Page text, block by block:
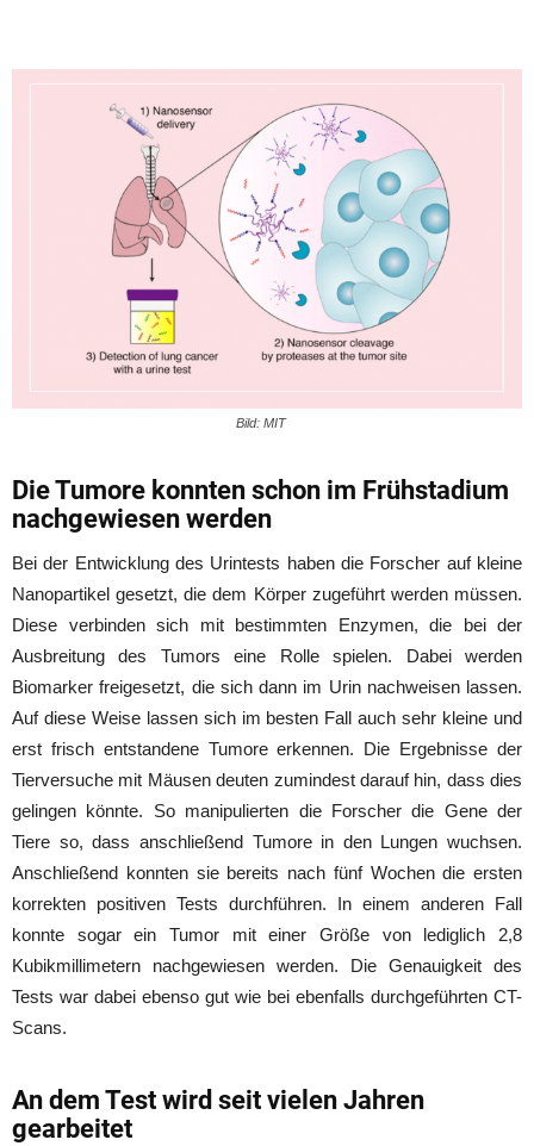
Bild: MIT
Die Tumore konnten schon im Frühstadium
nachgewiesen werden
Bei der Entwicklung des Urintests haben die Forscher auf kleine
Nanopartikel gesetzt, die dem Körper zugeführt werden müssen.
Diese verbinden sich mit bestimmten Enzymen, die bei der
Ausbreitung des Tumors eine Rolle spielen. Dabei werden
Biomarker freigesetzt, die sich dann im Urin nachweisen lassen.
Auf diese Weise lassen sich im besten Fall auch sehr kleine und
erst frisch entstandene Tumore erkennen. Die Ergebnisse der
Tierversuche mit Mäusen deuten zumindest darauf hin, dass dies
gelingen könnte. So manipulierten die Forscher die Gene der
Tiere so, dass anschließend Tumore in den Lungen wuchsen.
Anschließend konnten sie bereits nach fünf Wochen die ersten
korrekten positiven Tests durchführen. In einem anderen Fall
konnte sogar ein Tumor mit einer Größe von lediglich 2,8
Kubikmillimetern nachgewiesen werden. Die Genauigkeit des
Tests war dabei ebenso gut wie bei ebenfalls durchgeführten CT-
Scans.
An dem Test wird seit vielen Jahren
gearbeitet